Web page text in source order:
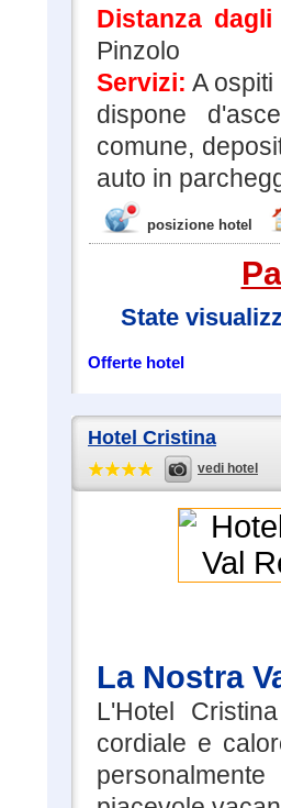
Distanza
Pinzolo
Servizi: A
dispone
comune,
auto in
posizione hotel
State
Offerte hotel
Hotel Cristina
vedi hotel
La Nostra
L'Hotel
cordiale e